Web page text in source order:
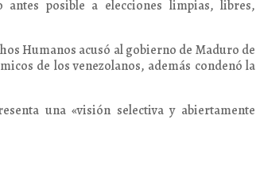
posible a elecciones limpias, libres,
Humanos acusó al gobierno de Maduro de
de los venezolanos, además condenó la
una «visión selectiva y abiertamente